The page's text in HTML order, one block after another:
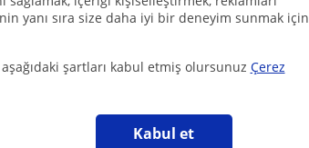
yanı sıra size daha iyi bir deneyim sunmak için
şartları kabul etmiş olursunuz Çerez
Kabul et
için eğitim almak ist...